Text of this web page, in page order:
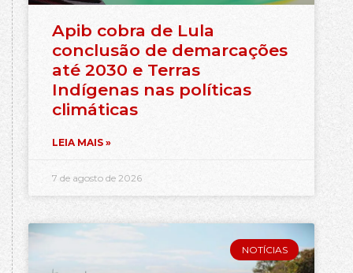
Apib cobra de Lula
conclusão de demarcações
até 2030 e Terras
Indígenas nas políticas
climáticas
LEIA MAIS »
7 de agosto de 2026
NOTÍCIAS